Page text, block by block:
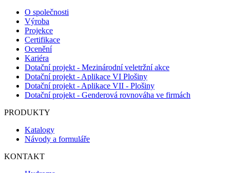
O společnosti
Výroba
Projekce
Certifikace
Ocenění
Kariéra
Dotační projekt - Mezinárodní veletržní akce
Dotační projekt - Aplikace VI Plošiny
Dotační projekt - Aplikace VII - Plošiny
Dotační projekt - Genderová rovnováha ve firmách
PRODUKTY
Katalogy
Návody a formuláře
KONTAKT